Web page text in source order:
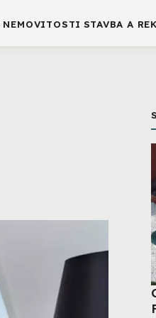
NEMOVITOSTI STAVBA A